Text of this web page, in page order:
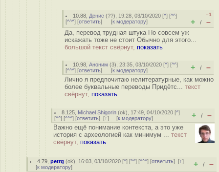
10.88 Денис (??), 19:28, 03/10/2020 [^] [^^]
[^^^] [ответить] [к модератору]
–1
+ / –
Да, перевод трудная штука Но совсем уж
искажать тоже не стоит Обычно для этого...
большой текст свёрнут, показать
10.98 ,Аноним (3), 23:35, 03/10/2020 [^] [^^]
[^^^] [ответить] [к модератору] + / –
Лично я предпочитаю нелитературные, как можно
более буквальные переводы Придётс... текст
свёрнут, показать
8.125 Michael Shigorin (ok), 17:49, 04/10/2020 [^]
[^^] [^^^] [ответить] [↑] [к модератору] + / –
Важно ещё понимание контекста, а это уже
история с археологией как минимум ... текст
свёрнут, показать
4.79 ,petrg (ok), 16:03, 03/10/2020 [^] [^^] [^^^] [ответить][↑]
[к модератору] + / –